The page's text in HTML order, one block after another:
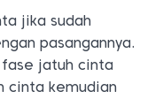
jika sudah
pasangannya.
jatuh cinta
cinta kemudian